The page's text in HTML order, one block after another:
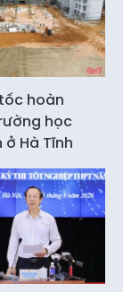
hoàn
học
Hà Tĩnh